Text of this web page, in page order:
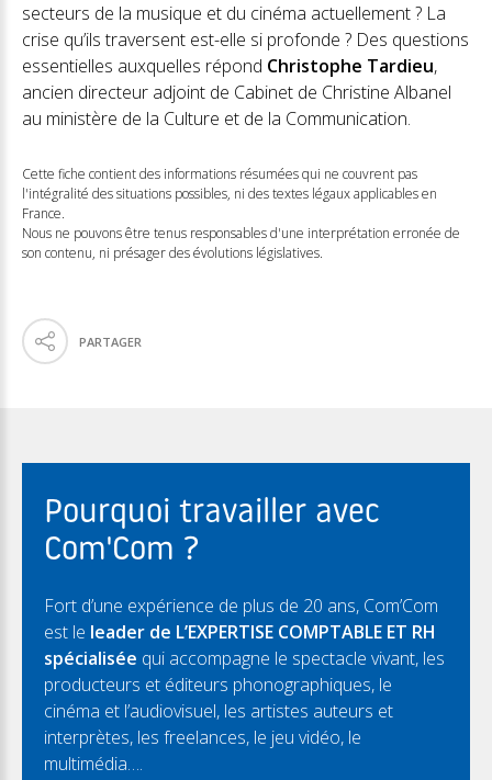
secteurs de la musique et du cinéma actuellement ? La
crise qu’ils traversent est-elle si profonde ? Des questions
essentielles auxquelles répond Christophe Tardieu,
ancien directeur adjoint de Cabinet de Christine Albanel
au ministère de la Culture et de la Communication.
Cette fiche contient des informations résumées qui ne couvrent pas
l'intégralité des situations possibles, ni des textes légaux applicables en
France.
Nous ne pouvons être tenus responsables d'une interprétation erronée de
son contenu, ni présager des évolutions législatives.
PARTAGER
Pourquoi travailler avec
Com'Com ?
Fort d’une expérience de plus de 20 ans, Com’Com
est le leader de L’EXPERTISE COMPTABLE ET RH
spécialisée qui accompagne le spectacle vivant, les
producteurs et éditeurs phonographiques, le
cinéma et l’audiovisuel, les artistes auteurs et
interprètes, les freelances, le jeu vidéo, le
multimédia….